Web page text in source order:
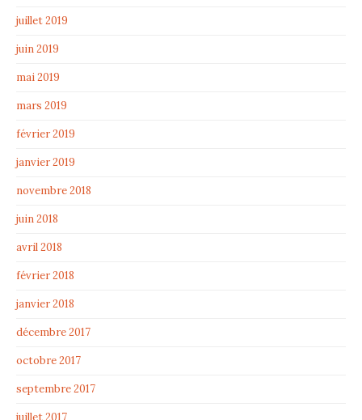
juillet 2019
juin 2019
mai 2019
mars 2019
février 2019
janvier 2019
novembre 2018
juin 2018
avril 2018
février 2018
janvier 2018
décembre 2017
octobre 2017
septembre 2017
juillet 2017